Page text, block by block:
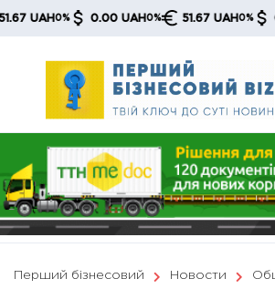
Skip
0% 0.00 UAH0% 51.67 UAH0% 0.00
Перший бізнесовий Новости